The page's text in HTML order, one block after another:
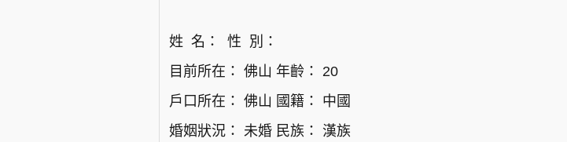
姓 名： 性 別：
目前所在： 佛山 年齡： 20
戶口所在： 佛山 國籍： 中國
婚姻狀況： 未婚 民族： 漢族